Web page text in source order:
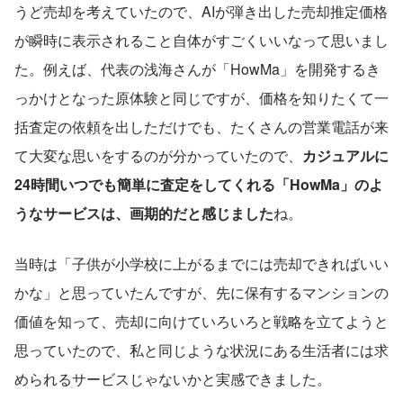
うど売却を考えていたので、AIが弾き出した売却推定価格
が瞬時に表示されること自体がすごくいいなって思いまし
た。例えば、代表の浅海さんが「HowMa」を開発するき
っかけとなった原体験と同じですが、価格を知りたくて一
括査定の依頼を出しただけでも、たくさんの営業電話が来
て大変な思いをするのが分かっていたので、 カジュアルに
24時間いつでも簡単に査定をしてくれる「HowMa」のよ
うなサービスは、画期的だと感じましたね。
当時は「子供が小学校に上がるまでには売却できればいい
かな」と思っていたんですが、先に保有するマンションの
価値を知って、売却に向けていろいろと戦略を立てようと
思っていたので、私と同じような状況にある生活者には求
められるサービスじゃないかと実感できました。